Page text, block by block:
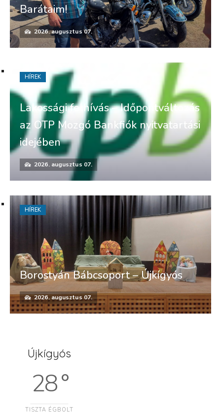
Barátaim!
2026. augusztus 07.
Lakossági felhívás – Időpontváltozás
az OTP Mozgó Bankfiók nyitvatartási
idejében
2026. augusztus 07.
HÍREK
Borostyán Bábcsoport – Újkígyós
2026. augusztus 07.
HÍREK
Újkígyós
28 °
TISZTA ÉGBOLT